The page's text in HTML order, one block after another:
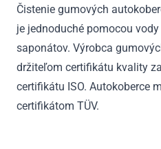
Čistenie gumových
je jednoduché pomocou
saponátov. Výrobca
držiteľom certifikátu kvality
certifikátu ISO. Autokoberce
certifikátom TÜV.